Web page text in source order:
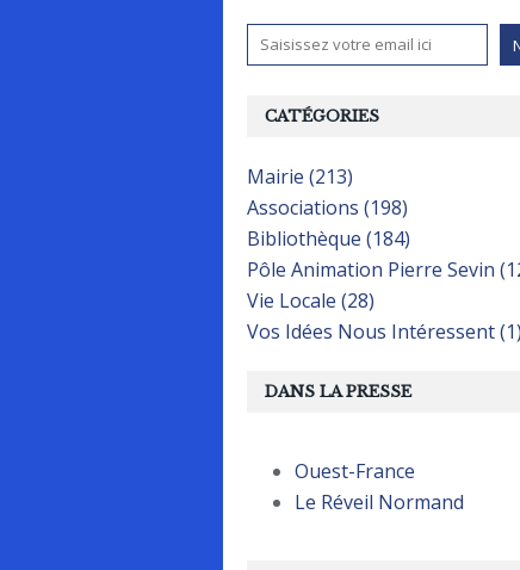
CATÉGORIES
Mairie (213)
Associations (198)
Bibliothèque (184)
Pôle Animation Pierre Sevin
Vie Locale (28)
Vos Idées Nous Intéressent (1)
DANS LA PRESSE
Ouest-France
Le Réveil Normand